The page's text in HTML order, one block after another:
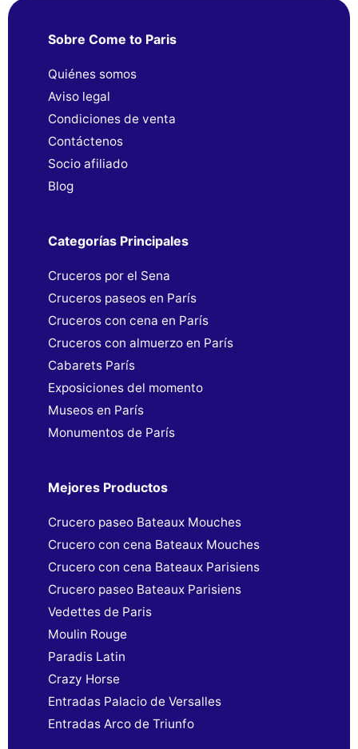
Sobre Come to Paris
Quiénes somos
Aviso legal
Condiciones de venta
Contáctenos
Socio afiliado
Blog
Categorías Principales
Cruceros por el Sena
Cruceros paseos en París
Cruceros con cena en París
Cruceros con almuerzo en París
Cabarets París
Exposiciones del momento
Museos en París
Monumentos de París
Mejores Productos
Crucero paseo Bateaux Mouches
Crucero con cena Bateaux Mouches
Crucero con cena Bateaux Parisiens
Crucero paseo Bateaux Parisiens
Vedettes de Paris
Moulin Rouge
Paradis Latin
Crazy Horse
Entradas Palacio de Versalles
Entradas Arco de Triunfo